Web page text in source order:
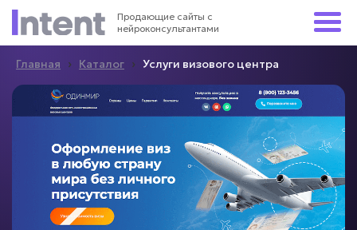
Продающие сайты с
нейроконсультантами
Главная › Каталог › Услуги визового центра